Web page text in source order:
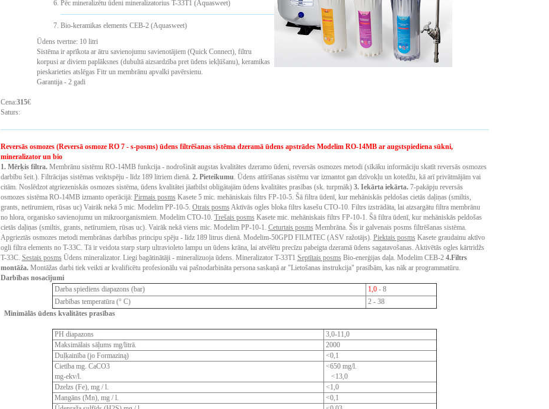
Pēc mineralizētu ūdeni mineralizatorius T-33T1 (Aquasweet)
Bio-keramikas elements CEB-2 (Aquasweet)
Ūdens tvertne: 10 litri
Sistēma ir aprīkota ar ātru savienojumu savienotājiem (Quick Connect), filtru
korpusi ar diviem paplāksnes (dubultā aizsardzība pret ūdens iekļūšanu), keramikas
pieskarieties atslēgas Fitr un membrānu apvalki pavērsienu.
Garantija - 2 gadi
Cena:315€
Saturs:
Reversās osmozes (Reversā osmoze RO 7 - s-posms) ūdens filtrēšanas sistēma dzeramā ūdens apstrādes Modelim RO-14MB ar augstspiediena sūkni,
mineralizator un bio
1. Mērķis filtra. Membrānu sistēmu RO-14MB funkcija - nodrošināt augstas kvalitātes dzeramo ūdeni, reversās osmozes metodi (sīkāku informāciju skatīt reversās osmozes
darbību šeit.). Filtrācijas sistēmas veiktspēju - līdz 189 litriem dienā. 2. Pieteikumu. Ūdens attīrīšanas sistēmu var izmantot gan dzīvokļu un kotedžu, kā arī privātmājām vai
citām. Noslēdzot atgriezeniskās osmozes sistēma, ūdens kvalitātei jāatbilst obligātajām ūdens kvalitātes prasības (sk. turpmāk) 3. Iekārta iekārta. 7-pakāpju reversās
osmozes sistēma RO-14MB izmanto operācijā: Pirmais posms Kasete 5 mic. mehāniskais filtrs FP-10-5. Šā filtra ūdenī, kur mehāniskās peldošas cietās daļiņas (smiltis,
grants, netīrumiem, rūsas uc) Vairāk nekā 5 mic. Modelim PP-10-5. Otrais posmsAktīvās ogles bloka filtrs kasešu CTO-10. Filtrs izstrādāta, lai aizsargātu filtra membrānu
no hlora, organisko savienojumu un mikroorganismiem. Modelim CTO-10. Trešais posms Kasete mic. mehāniskais filtrs FP-10-1. Šā filtra ūdenī, kur mehāniskās peldošas
cietās daļiņas (smiltis, grants, netīrumiem, rūsas uc). Vairāk nekā viens mic. Modelim PP-10-1. Ceturtais posms Membrāna. Šis ir galvenais posms filtrēšanas sistēma.
Apgrieztās osmozes metodi membrānas darbības principu spēju - līdz 189 litrus dienā. Modelim-50GPD FILMTEC (ASV ražotājs). Piektais posms Kasete graudainu aktīvo
ogli filtra elements no T-33C. Tā ir veidota starp starp ultravioleto lampu un ūdens krāna, lai atvēlētu precīzu pabeigta dzeramā ūdens sagatavošanas. Aktivētās ogles kārtridžs
T-33C. Sestais posms Ūdens mineralizator. Liegi bagātinātāji - mineralizuoja ūdens. Mineralizator T-33T1 Septītais posms Bio-enerģijas daļa. Modelim CEB-2 4.Filtrs
montāža. Montāžas darbi tiek veikti ar kvalificētu profesionālu vai pašnodarbināta persona saskaņā ar "Lietošanas instrukcija" prasībām, kas nāk ar programmatūru.
Darbības nosacījumi
Darba spiediens diapazons (bar)
1,0 - 8
Darbības temperatūra (° C)
2 - 38
Minimālās ūdens kvalitātes prasības
PH diapazons
3,0-11,0
Maksimālais sāļums mg/litrā.
2000
Duļķainība (jo Formaziną)
<0,1
Cietība mg. СаСО3
mg-ekv/l.
<650 mg/l.
<13,0
Dzelzs (Fe), mg / l.
<1,0
Mangāns (Mn), mg / l.
<0,1